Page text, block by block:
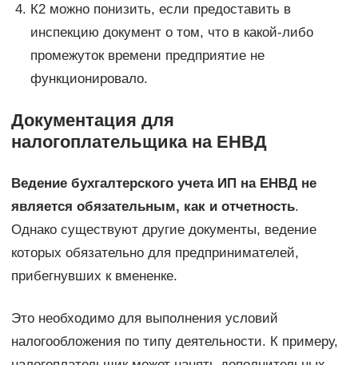
К2 можно понизить, если предоставить в
инспекцию документ о том, что в какой-либо
промежуток времени предприятие не
функционировало.
Документация для
налогоплательщика на ЕНВД
Ведение бухгалтерского учета ИП на ЕНВД не
является обязательным, как и отчетность.
Однако существуют другие документы, ведение
которых обязательно для предпринимателей,
прибегнувших к вмененке.
Это необходимо для выполнения условий
налогообложения по типу деятельности. К примеру,